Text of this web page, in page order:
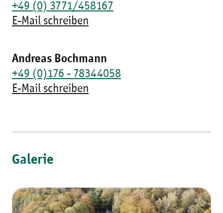
+49 (0) 3771/458167
E-Mail schreiben
Andreas Bochmann
+49 (0)176 - 78344058
E-Mail schreiben
Galerie